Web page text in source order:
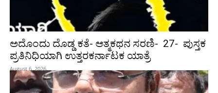
ಅದೊಂದು ದೊಡ್ಡ ಕತೆ- ಆತ್ಮಕಥನ ಸರಣಿ- 27- ಪುಸ್ತಕ
ಪ್ರತಿನಿಧಿಯಾಗಿ ಉತ್ತರಕರ್ನಾಟಕ ಯಾತ್ರೆ
August 6, 2026